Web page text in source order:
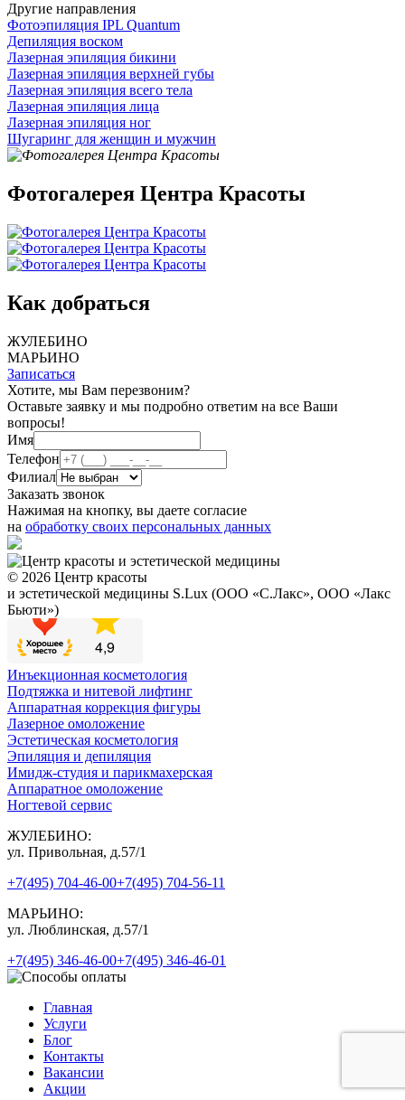
Другие направления
Фотоэпиляция IPL Quantum
Депиляция воском
Лазерная эпиляция бикини
Лазерная эпиляция верхней губы
Лазерная эпиляция всего тела
Лазерная эпиляция лица
Лазерная эпиляция ног
Шугаринг для женщин и мужчин
Фотогалерея Центра Красоты
Как добраться
ЖУЛЕБИНО
МАРЬИНО
Записаться
Хотите, мы Вам перезвоним?
Оставьте заявку и мы подробно ответим на все Ваши
вопросы!
Имя
Телефон
Филиал
Заказать звонок
Нажимая на кнопку, вы даете согласие
на обработку своих персональных данных
© 2026 Центр красоты
и эстетической медицины S.Lux (ООО «С.Лакс», ООО «Лакс
Бьюти»)
Инъекционная косметология
Подтяжка и нитевой лифтинг
Аппаратная коррекция фигуры
Лазерное омоложение
Эстетическая косметология
Эпиляция и депиляция
Имидж-студия и парикмахерская
Аппаратное омоложение
Ногтевой сервис
ЖУЛЕБИНО:
ул. Привольная, д.57/1
+7(495) 704-46-00+7(495) 704-56-11
МАРЬИНО:
ул. Люблинская, д.57/1
+7(495) 346-46-00+7(495) 346-46-01
Главная
Услуги
Блог
Контакты
Вакансии
Акции